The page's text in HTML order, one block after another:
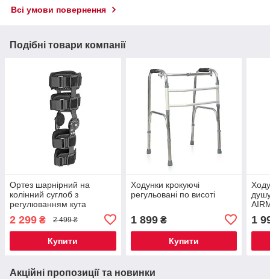
Всі умови повернення
Подібні товари компанії
Ортез шарнірний на
колінний суглоб з
регулюванням кута
2 299 ₴ 2 499 ₴
Купити
Ходунки крокуючі
регульовані по висоті
1 899₴
Купити
1
Акційні пропозиції та новинки